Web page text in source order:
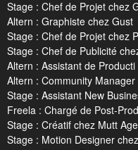
Stage : Chef de Projet chez
Altern : Graphiste chez Gust
Stage : Chef de Projet chez
Stage : Chef de Publicité
Altern : Assistant de
Altern : Community
Stage : Assistant New
Freela : Chargé de Post-
Stage : Créatif chez Mutt
Stage : Motion Designer